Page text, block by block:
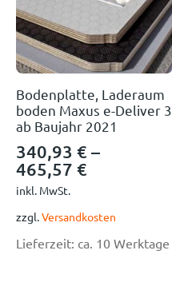
Bodenplatte, Laderaum
boden Maxus e-Deliver 3
ab Baujahr 2021
340,93 € –
465,57 €
inkl. MwSt.
zzgl.Versandkosten
Lieferzeit: ca. 10 Werktage